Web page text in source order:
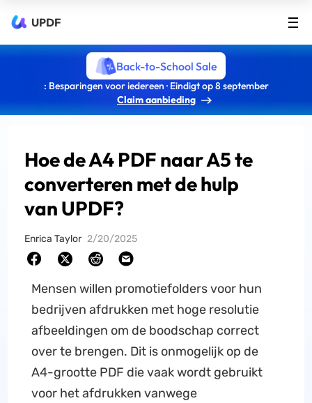
UPDF
Back-to-School Sale
: Besparingen voor iedereen · Eindigt op 8 september
Claim aanbieding
Hoe de A4 PDF naar A5 te
converteren met de hulp
van UPDF?
Enrica Taylor 2/20/2025
Mensen willen promotiefolders voor hun
bedrijven afdrukken met hoge resolutie
afbeeldingen om de boodschap correct
over te brengen. Dit is onmogelijk op de
A4-grootte PDF die vaak wordt gebruikt
voor het afdrukken vanwege